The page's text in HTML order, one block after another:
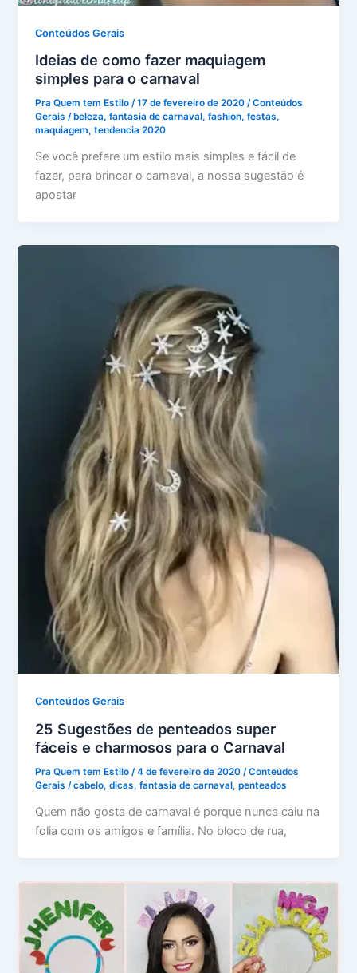
Conteúdos Gerais
Ideias de como fazer maquiagem
simples para o carnaval
Pra Quem tem Estilo/17 de fevereiro de 2020/Conteúdos
Gerais / beleza,fantasia de carnaval,fashion,festas,
maquiagem,tendencia 2020
Se você prefere um estilo mais simples e fácil de
fazer, para brincar o carnaval, a nossa sugestão é
apostar
Conteúdos Gerais
25 Sugestões de penteados super
fáceis e charmosos para o Carnaval
Pra Quem tem Estilo/4 de fevereiro de 2020/Conteúdos
Gerais /cabelo,dicas,fantasia de carnaval,penteados
Quem não gosta de carnaval é porque nunca caiu na
folia com os amigos e família. No bloco de rua,